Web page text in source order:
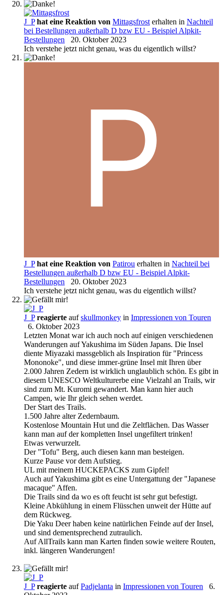
J_P hat eine Reaktion von Mittagsfrost erhalten in Nachteil
bei Bestellungen außerhalb D bzw EU - Beispiel Alpkit-
Bestellungen
20. Oktober 2023
Ich verstehe jetzt nicht genau, was du eigentlich willst?
J_P hat eine Reaktion von Patirou erhalten in Nachteil bei
Bestellungen außerhalb D bzw EU - Beispiel Alpkit-
Bestellungen
20. Oktober 2023
Ich verstehe jetzt nicht genau, was du eigentlich willst?
J_P reagierte aufskullmonkey in Impressionen von Touren
6. Oktober 2023
Letzten Monat war ich auch noch auf einigen verschiedenen
Wanderungen auf Yakushima im Süden Japans. Die Insel
diente Miyazaki massgeblich als Inspiration für "Princess
Mononoke", und diese immer-grüne Insel mit Ihren über
2.000 Jahren Zedern ist wirklich unglaublich schön. Es gibt in
diesem UNESCO Weltkulturerbe eine Vielzahl an Trails, wir
sind zum Mt. Kuromi gewandert. Man kann hier auch
Campen, wie Ihr gleich sehen werdet.
Der Start des Trails.
1.500 Jahre alter Zedernbaum.
Kostenlose Mountain Hut und die Zeltflächen. Das Wasser
kann man auf der kompletten Insel ungefiltert trinken!
Etwas verwurzelt.
Der "Tofu" Berg, auch diesen kann man besteigen.
Kurze Pause vor dem Aufstieg.
UL mit meinem HUCKEPACKS zum Gipfel!
Auch auf Yakushima gibt es eine Untergattung der "Japanese
macaque" Affen.
Die Trails sind da wo es oft feucht ist sehr gut befestigt.
Kleine Abkühlung in einem Flüsschen unweit der Hütte auf
dem Rückweg.
Die Yaku Deer haben keine natürlichen Feinde auf der Insel,
und sind dementsprechend zutraulich.
Auf AllTrails kann man Karten finden sowie weitere Routen,
inkl. längeren Wanderungen!
J_P reagierte aufPadjelanta in Impressionen von Touren
6.